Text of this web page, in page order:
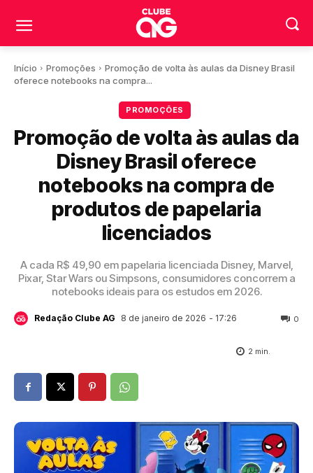
Início Promoções
Promoção de volta às aulas da Disney Brasil
oferece notebooks na compra...
PROMOÇÕES
Promoção de volta às aulas da
Disney Brasil oferece
notebooks na compra de
produtos de papelaria
licenciados
A cada R$ 49,90 em papelaria licenciada Disney, Marvel,
Pixar, Star Wars ou Simpsons, consumidores concorrem a
notebooks ideais para os estudos em 2026.
Redação Clube AG 8 de janeiro de 2026 - 17:26 0
2 min.